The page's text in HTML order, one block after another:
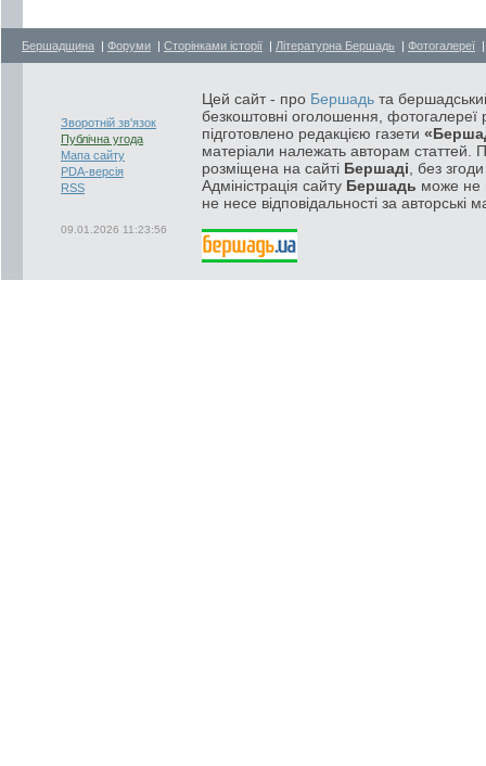
Бершадщина | Форуми | Сторінками історії | Літературна Бершадь | Фотогалереї
Зворотній зв'язок
Публічна угода
Мапа сайту
PDA-версія
RSS
09.01.2026 11:23:56
Цей сайт - про Бершадь та
безкоштовні оголошення, фотогалереї
підготовлено редакцією газети
матеріали належать авторам статтей.
розміщена на сайті Бершаді , без
Адміністрація сайту Бершадь може не
не несе відповідальності за авторські